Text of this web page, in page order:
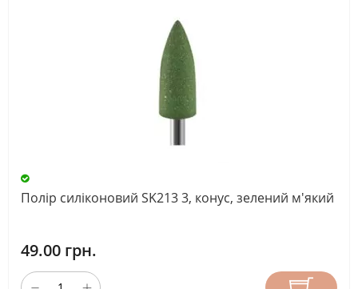
Полір силіконовий SK213 3, конус, зелений м'який
49.00 грн.